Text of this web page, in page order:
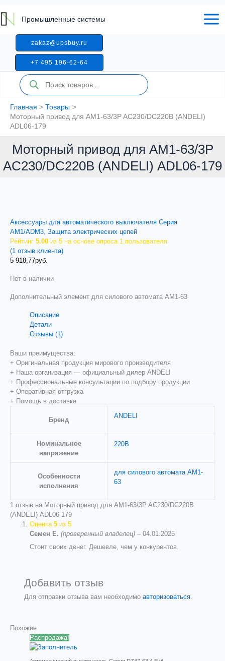
к
содержимому
Промышленные системы
zakaz@upsbuy.ru
+7 495 196-62-64
Поиск
товаров
Главная
Товары
Моторный привод для AM1-63/3P AC230/DC220В (ANDELI)
ADL06-179
Моторный привод для AM1-63/3P
AC230/DC220В (ANDELI) ADL06-179
Аксессуары для автоматического выключателя Серия
AM1/ADM3,Защита электрических цепей
Рейтинг5.00 из 5 на основе опроса 1 пользователя
(1 отзыв клиента)
5 918,77руб.
Нет в наличии
Дополнительный элемент для силового автомата AM1-63
Описание
Детали
Отзывы (1)
Ваши преимущества:
+ Оригинальная продукция мирового производителя
+ Наша организация — официальный дилер ANDELI
+ Профессиональные консультации по подбору продукции
+ Оперативная отгрузка
+ Помощь в доставке
Бренд
ANDELI
Номинальное
напряжение
220В
Особенности
исполнения
для силового автомата AM1-
63
1 отзыв на Моторный привод для AM1-63/3P AC230/DC220В
(ANDELI) ADL06-179
Оценка5 из 5
Семен Е.(проверенный владелец) – 04.01.2025
Стоит своих денег. Дешевле, чем у конкурентов.
Добавить отзыв
Для отправки отзыва вам необходимо авторизоваться.
Похожие
Распродажа!